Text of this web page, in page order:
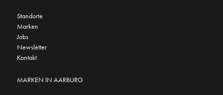
Standorte
Marken
Jobs
Newsletter
Kontakt
MARKEN IN AARBURG